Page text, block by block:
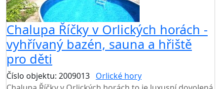
Chalupa Říčky v Orlických horách -
vyhřívaný bazén, sauna a hřiště
pro děti
Číslo objektu: 2009013 Orlické hory